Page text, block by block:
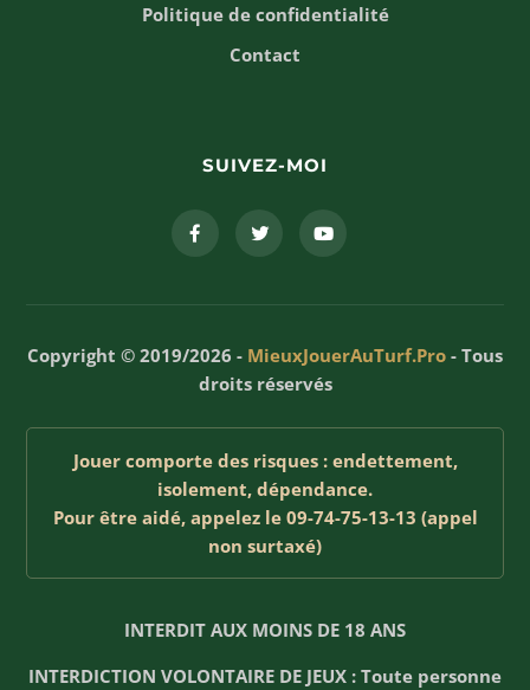
Politique de confidentialité
Contact
SUIVEZ-MOI
Copyright © 2019/2026 - MieuxJouerAuTurf.Pro - Tous
droits réservés
Jouer comporte des risques : endettement,
isolement, dépendance.
Pour être aidé, appelez le 09-74-75-13-13 (appel
non surtaxé)
INTERDIT AUX MOINS DE 18 ANS
INTERDICTION VOLONTAIRE DE JEUX : Toute personne